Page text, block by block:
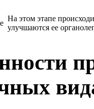
На этом этапе
улучшаются ее